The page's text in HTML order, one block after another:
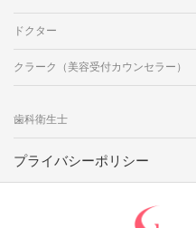
ドクター
クラーク（美容受付カウンセラー）
歯科衛生士
プライバシーポリシー